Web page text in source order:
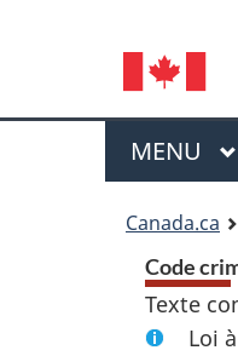
Menu
MENU
Canada.ca
Code
Texte
Loi